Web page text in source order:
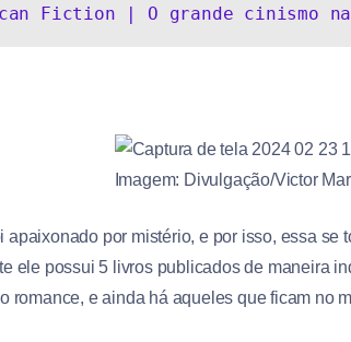
Fiction | O grande cinismo
Imagem: Divulgação/Victor
apaixonado por mistério, e por isso, essa se
ele possui 5 livros publicados de maneira
romance, e ainda há aqueles que ficam no